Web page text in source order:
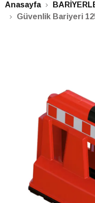
Anasayfa
Güvenlik Bariyeri